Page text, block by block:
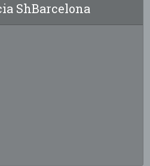
ShBarcelona